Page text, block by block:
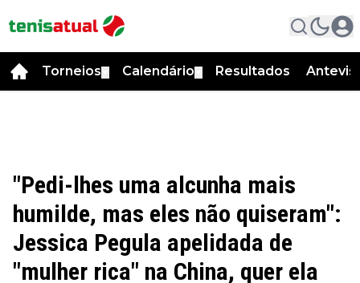
Torneios Calendário Resultados
"Pedi-lhes uma alcunha mais
humilde, mas eles não quiseram":
Jessica Pegula apelidada de
"mulher rica" na China, quer ela